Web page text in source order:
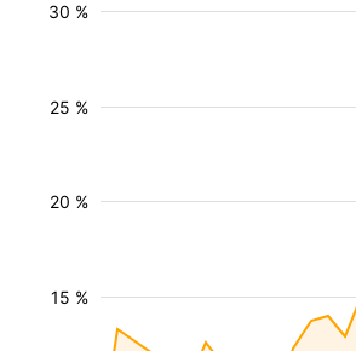
15 %
20 %
25 %
30 %